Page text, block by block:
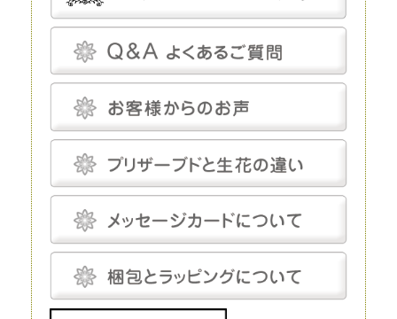
プリザーブドフラワー
プリザーブドフラワーは、一見、生花のように見える、人工的に加工され
ための作業も施されます。
プリザーブドフラワーは染色も可能です。そのため、生花にはありえない
るのですが、メンテナンスフリーというわけではありません。
温度と湿度に対してはデリケートで、これらについてはしっかり管理しな
いと、ヒビや色あせなどの発生を招きます。しかし、エアコンをつけっぱ
なしにして完全管理する必要はなく、気にしてあげる程度で十分です。
プリザーブドフラワーにとって最適な温度は18～25℃程度、湿度は30～
50％程度です。プリザーブドフラワーは基本的に「花」を加工したもの
で、茎は後付けになります。そのため、小さなお供え花から豪華なディス
プレイまで、さまざまな用途で使えます。
生花
ザーブドフラワーと比較するとなると「切り花」になるでしょう。生花の
魅力は、やはりその生命感です。
元々、寿命が短いということもあり、一生懸命手をかけても、多くの場
合、1～2週間で寿命を迎えてしまうことは生花の宿命ではありますが、
スプレイとして使われることもありますが、お花の種類によってはとても
高価で、また、当然ながら長期間飾ることはできません。